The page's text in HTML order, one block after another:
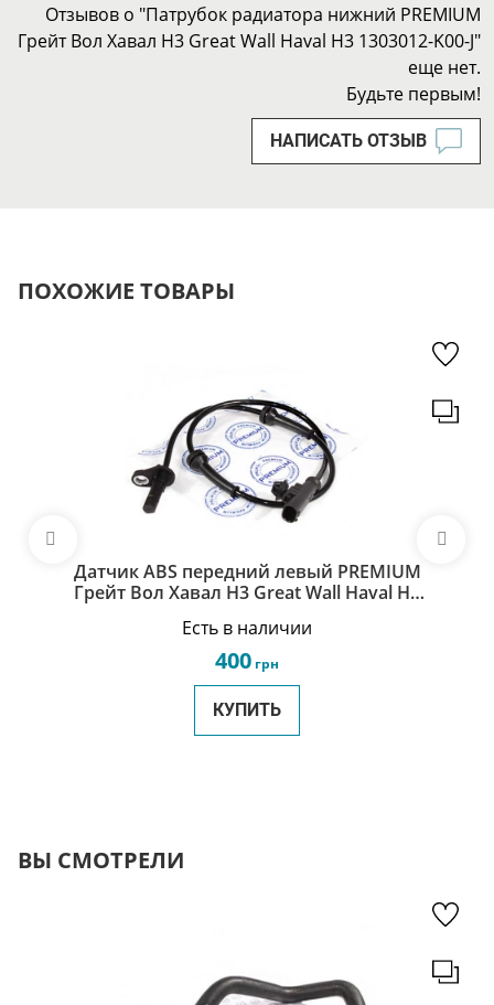
Отзывов о "Патрубок радиатора нижний PREMIUM
Грейт Вол Хавал Н3 Great Wall Haval H3 1303012-K00-J"
еще нет.
Будьте первым!
НАПИСАТЬ ОТЗЫВ
ПОХОЖИЕ ТОВАРЫ
Датчик ABS передний левый PREMIUM
Грейт Вол Хавал Н3 Great Wall Haval H3
Есть в наличии
400 грн
КУПИТЬ
ВЫ СМОТРЕЛИ